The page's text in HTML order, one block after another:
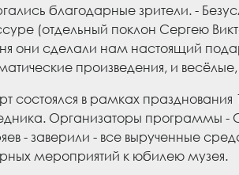
благодарные зрители. -
(отдельный поклон Сергею
они сделали нам настоящий
произведения, и
состоялся в рамках празднования
Организаторы программы -
- заверили - все вырученные
мероприятий к юбилею музея.